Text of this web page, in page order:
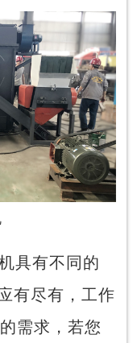
具有不同的
有尽有，工作
需求，若您